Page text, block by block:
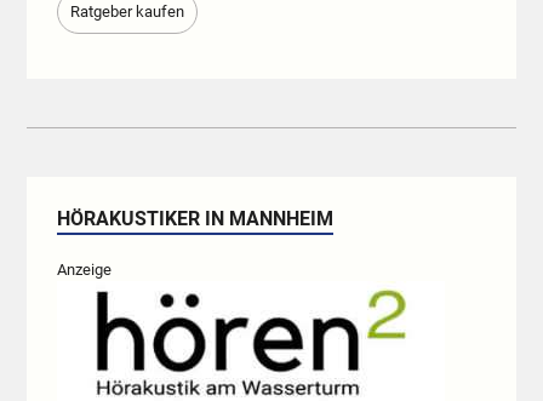
Ratgeber kaufen
HÖRAKUSTIKER IN MANNHEIM
Anzeige